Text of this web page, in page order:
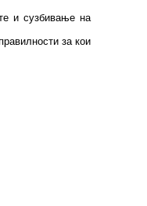
и сузбивање на
за кои